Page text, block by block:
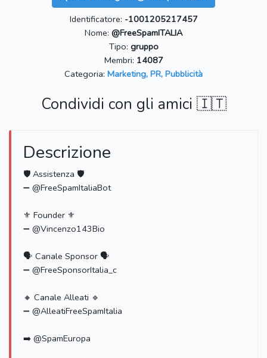
Identificatore: -1001205217457
Nome: @FreeSpamITALIA
Tipo: gruppo
Membri: 14087
Categoria: Marketing, PR, Pubblicità
Condividi con gli amici 🇮🇹
Descrizione
🛡 Assistenza 🛡
➖ @FreeSpamItaliaBot
⚜ Founder ⚜
➖ @Vincenzo143Bio
🗣 Canale Sponsor 🗣
➖ @FreeSponsorItalia_c
🔸 Canale Alleati 🔹
➖ @AlleatiFreeSpamItalia
➡️ @SpamEuropa